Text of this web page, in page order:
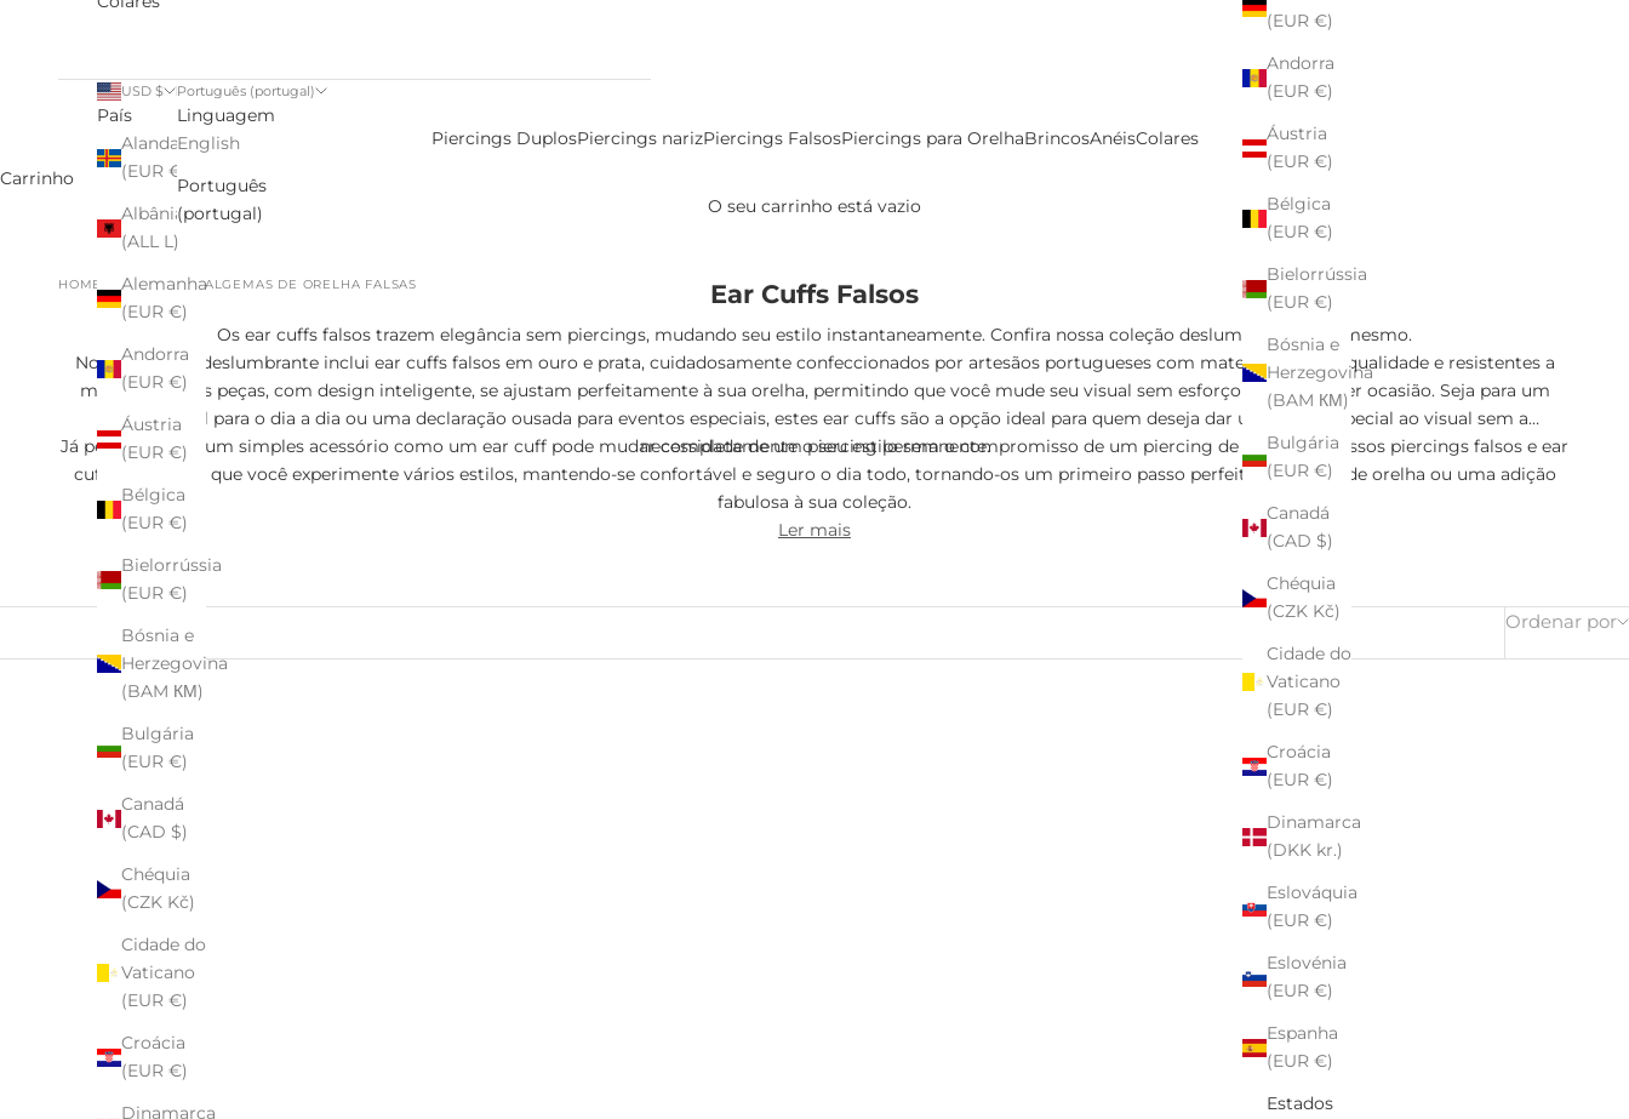
Piercings DuplosPiercings narizPiercings FalsosPiercings para OrelhaBrincosAnéisColares
(EUR €)
Andorra
(EUR €)
Áustria
(EUR €)
Bélgica
(EUR €)
Bielorrússia
(EUR €)
Bósnia e
Herzegovina
(BAM КМ)
Bulgária
(EUR €)
Canadá
(CAD $)
Chéquia
(CZK Kč)
Cidade do
Vaticano
(EUR €)
Croácia
(EUR €)
Dinamarca
(DKK kr.)
Eslováquia
(EUR €)
Eslovénia
(EUR €)
Espanha
(EUR €)
Estados
USD $
País
Alanda
(EUR €)
Albânia
(ALL L)
Alemanha
(EUR €)
Andorra
(EUR €)
Áustria
(EUR €)
Bélgica
(EUR €)
Bielorrússia
(EUR €)
Bósnia e
Herzegovina
(BAM КМ)
Bulgária
(EUR €)
Canadá
(CAD $)
Chéquia
(CZK Kč)
Cidade do
Vaticano
(EUR €)
Croácia
(EUR €)
Dinamarca
Português (portugal)
Linguagem
English
Português
(portugal)
Carrinho
O seu carrinho está vazio
HOME COMPRAR ALGEMAS DE ORELHA FALSAS Ear Cuffs Falsos
Os ear cuffs falsos trazem elegância sem piercings, mudando seu estilo instantaneamente. Confira nossa coleção deslumbrante hoje mesmo.
Nossa coleção deslumbrante inclui ear cuffs falsos em ouro e prata, cuidadosamente confeccionados por artesãos portugueses com materiais de alta qualidade e resistentes a
manchas. Essas peças, com design inteligente, se ajustam perfeitamente à sua orelha, permitindo que você mude seu visual sem esforço para qualquer ocasião. Seja para um
charme sutil para o dia a dia ou uma declaração ousada para eventos especiais, estes ear cuffs são a opção ideal para quem deseja dar um toque especial ao visual sem a
necessidade de um piercing permanente.
Já pensou como um simples acessório como um ear cuff pode mudar completamente o seu estilo sem o compromisso de um piercing de verdade? Nossos piercings falsos e ear
cuffs permitem que você experimente vários estilos, mantendo-se confortável e seguro o dia todo, tornando-os um primeiro passo perfeito para joias de orelha ou uma adição
fabulosa à sua coleção.
Ler mais
Ordenar por